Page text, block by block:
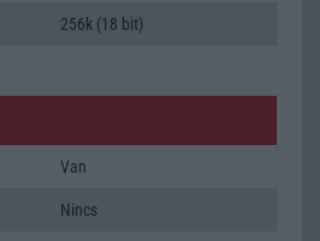
256k (18 bit)
Van
Nincs